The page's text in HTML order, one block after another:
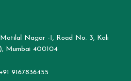
Motilal Nagar -I, Road No. 3, Kali
Mumbai 400104
9167836455